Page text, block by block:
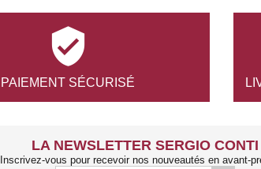

PAIEMENT SÉCURISÉ
LA NEWSLETTER SERGIO CONTI
Inscrivez-vous pour recevoir nos nouveautés en avant-